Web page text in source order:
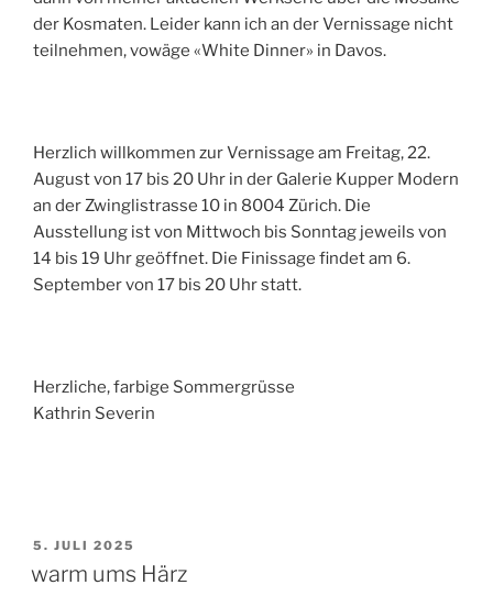
der Kosmaten. Leider kann ich an der Vernissage nicht
teilnehmen, vowäge «White Dinner» in Davos.
Herzlich willkommen zur Vernissage am Freitag, 22.
August von 17 bis 20 Uhr in der Galerie Kupper Modern
an der Zwinglistrasse 10 in 8004 Zürich. Die
Ausstellung ist von Mittwoch bis Sonntag jeweils von
14 bis 19 Uhr geöffnet. Die Finissage findet am 6.
September von 17 bis 20 Uhr statt.
Herzliche, farbige Sommergrüsse
Kathrin Severin
VERÖFFENTLICHT
5. JULI 2025
warm ums Härz